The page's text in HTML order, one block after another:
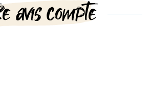
avis compte